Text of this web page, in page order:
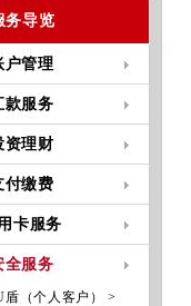
务导览
户管理
款服务
资理财
付缴费
卡服务
全服务
盾（个人客户） >